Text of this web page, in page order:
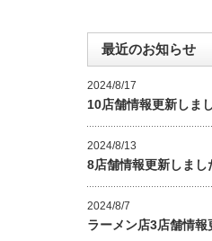
最近のお知らせ
2024/8/17
10店舗情報更新しま
2024/8/13
8店舗情報更新しま
2024/8/7
ラーメン店3店舗情